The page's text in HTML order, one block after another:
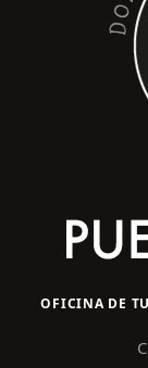
OFICINA DE